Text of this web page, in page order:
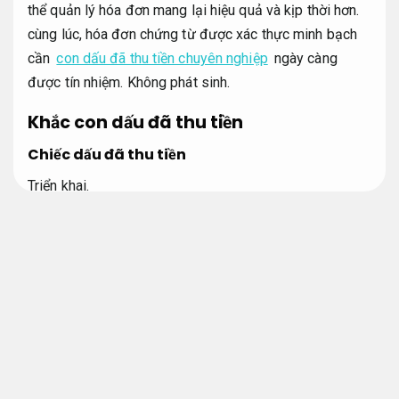
thể quản lý hóa đơn mang lại hiệu quả và kịp thời hơn.
cùng lúc, hóa đơn chứng từ được xác thực minh bạch
cần con dấu đã thu tiền chuyên nghiệp ngày càng
được tín nhiệm. Không phát sinh.
Khắc con dấu đã thu tiền
Chiếc dấu đã thu tiền
Triển khai.